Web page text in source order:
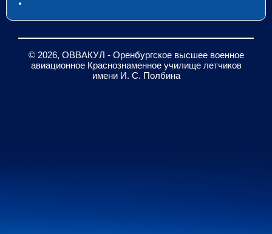
© 2026, ОВВАКУЛ - Оренбургское высшее военное
авиационное Краснознаменное училище летчиков
имени И. С. Полбина